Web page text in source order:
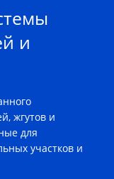
и
жгутов и
для
участков и